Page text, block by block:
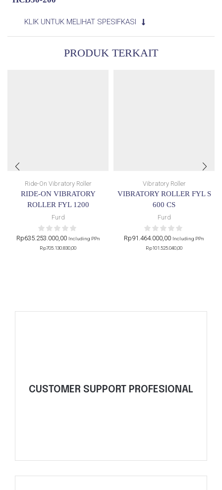
KLIK UNTUK MELIHAT SPESIFKASI
PRODUK TERKAIT
Ride-On Vibratory Roller
RIDE-ON VIBRATORY
ROLLER FYL 1200
Furd
Rp635.253.000,00 Including PPn
Rp705.130.830,00
Vibratory Roller
VIBRATORY ROLLER FYL S
600 CS
Furd
Rp91.464.000,00 Including PPn
Rp101.525.040,00
CUSTOMER SUPPORT PROFESIONAL
kebutuhan alat.